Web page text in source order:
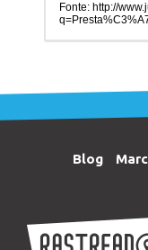
Fonte: http://
Blog